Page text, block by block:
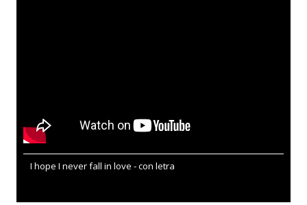
I hope I never fall in love - con letra